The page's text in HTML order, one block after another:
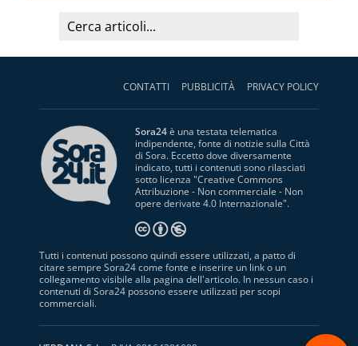
CONTATTI PUBBLICITÀ PRIVACY POLICY
Sora24è una testata telematica
indipendente, fonte di notizie sulla Città
di Sora. Eccetto dove diversamente
indicato, tutti i contenuti sono rilasciati
sotto licenza "Creative Commons
Attribuzione - Non commerciale - Non
opere derivate 4.0 Internazionale".
Tutti i contenuti possono quindi essere utilizzati, a patto di
citare sempre Sora24 come fonte e inserire un link o un
collegamento visibile alla pagina dell'articolo. In nessun caso i
contenuti di Sora24 possono essere utilizzati per scopi
commerciali.